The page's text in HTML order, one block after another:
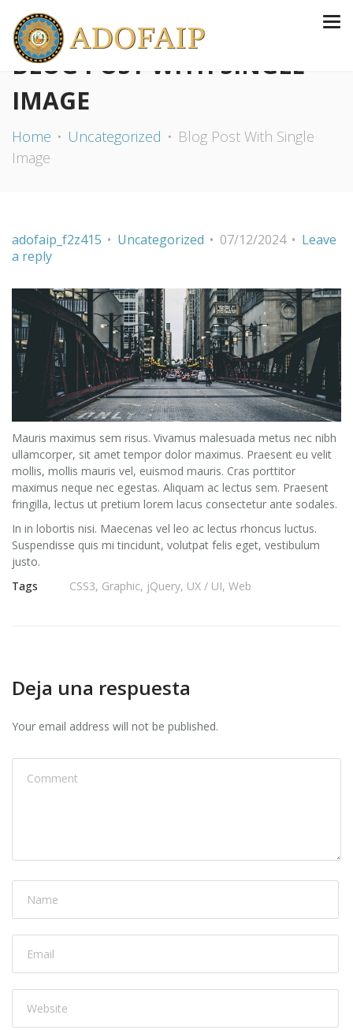
BLOG POST WITH SINGLE
IMAGE
Home Uncategorized
Blog Post With Single
Image
adofaip_f2z415 Uncategorized 07/12/2024
Leave
a reply
Mauris maximus sem risus. Vivamus malesuada metus nec nibh
ullamcorper, sit amet tempor dolor maximus. Praesent eu velit
mollis, mollis mauris vel, euismod mauris. Cras porttitor
maximus neque nec egestas. Aliquam ac lectus sem. Praesent
fringilla, lectus ut pretium lorem lacus consectetur ante sodales.
In in lobortis nisi. Maecenas vel leo ac lectus rhoncus luctus.
Suspendisse quis mi tincidunt, volutpat felis eget, vestibulum
justo.
Tags
CSS3, Graphic, jQuery, UX / UI, Web
Deja una respuesta
Your email address will not be published.